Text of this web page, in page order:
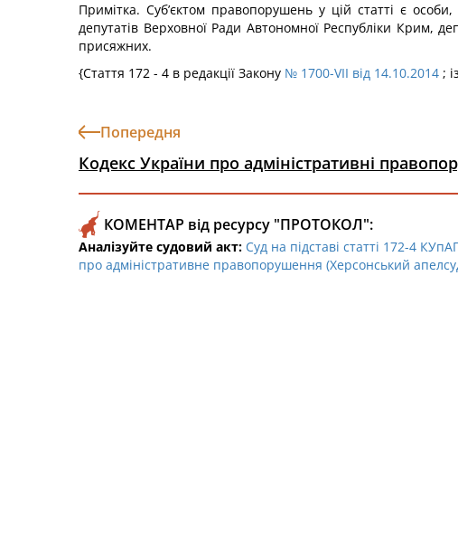
Примітка. Суб’єктом правопорушень у цій статті є особи,
депутатів Верховної Ради Автономної Республіки Крим,
присяжних.
{Стаття 172 - 4 в редакції Закону № 1700-VII від 14.10.2014 ;
Попередня
Кодекс України про адміністративні
КОМЕНТАР від ресурсу "ПРОТОКОЛ":
Аналізуйте судовий акт: Суд на підставі статті 172-4
про адміністративне правопорушення (Херсонський